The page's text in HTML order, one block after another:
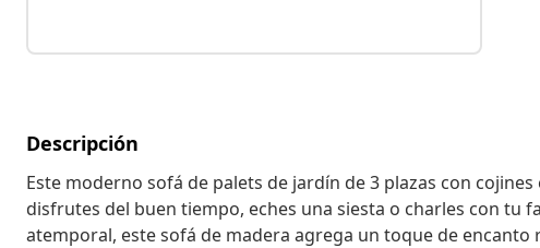
Descripción
Este moderno sofá de palets de jardín de 3 plazas con
disfrutes del buen tiempo, eches una siesta o charles con tu
atemporal, este sofá de madera agrega un toque de